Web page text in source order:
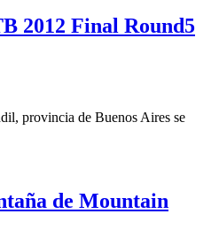
2012 Final Round5
provincia de Buenos Aires se
de Mountain